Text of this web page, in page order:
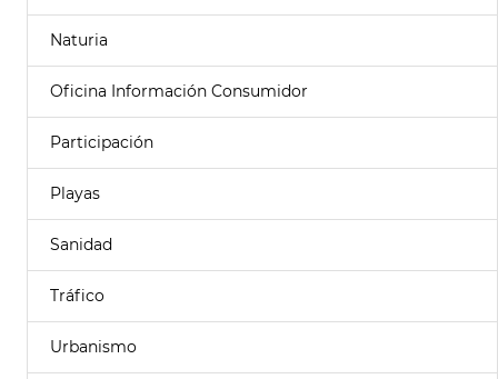
Naturia
Oficina Información Consumidor
Participación
Playas
Sanidad
Tráfico
Urbanismo